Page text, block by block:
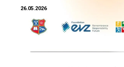
26.05.2026